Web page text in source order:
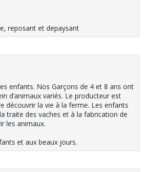
reposant et depaysant
enfants. Nos Garçons de 4 et 8 ans ont
d’animaux variés. Le producteur est
découvrir la vie à la ferme. Les enfants
traite des vaches et à la fabrication de
les animaux.
et aux beaux jours.